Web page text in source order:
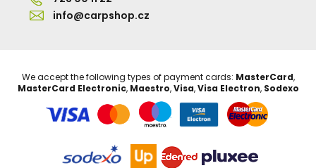
info@carpshop.cz
We accept the following types of payment cards: MasterCard,
MasterCard Electronic, Maestro,Visa,Visa Electron, Sodexo